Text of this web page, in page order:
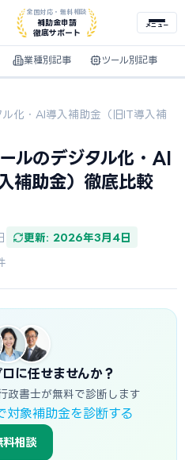
全国対応・無料相談
補助金申請
徹底サポート
メニュー
業種別記事 ツール別記事
化・AI導入補助金（旧IT導入補
ルのデジタル化・AI
補助金）徹底比較
更新: 2026年3月4日
に任せませんか？
政書士が無料で診断します
象補助金を診断する
料相談